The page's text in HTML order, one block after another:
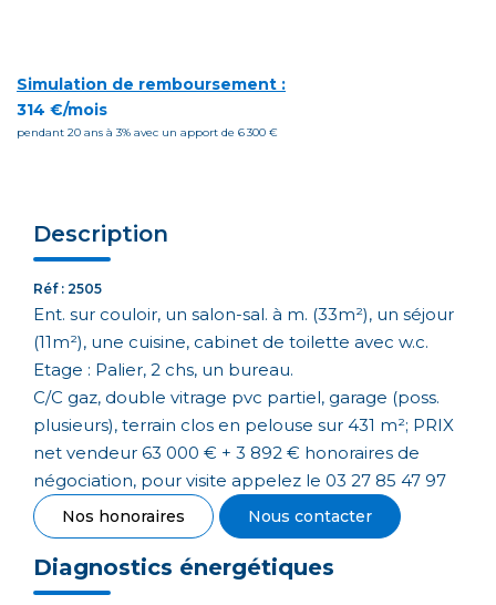
Simulation de remboursement :
314 €/mois
pendant 20 ans à 3% avec un apport de 6 300 €
Description
Réf : 2505
Ent. sur couloir, un salon-sal. à m. (33m²), un séjour
(11m²), une cuisine, cabinet de toilette avec w.c.
Etage : Palier, 2 chs, un bureau.
C/C gaz, double vitrage pvc partiel, garage (poss.
plusieurs), terrain clos en pelouse sur 431 m²; PRIX
net vendeur 63 000 € + 3 892 € honoraires de
négociation, pour visite appelez le 03 27 85 47 97
Nos honoraires Nous contacter
Diagnostics énergétiques